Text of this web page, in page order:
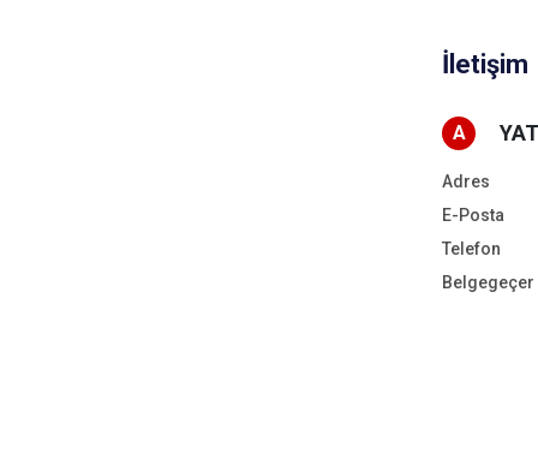
İletişim
A
Adres
E-Posta
Telefon
Belgegeçer